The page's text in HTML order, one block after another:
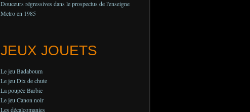
Douceurs régressives dans le prospectus de l'enseigne
Metro en 1985
JEUX JOUETS
Le jeu Badaboum
Le jeu Dix de chute
La poupée Barbie
Le jeu Canon noir
Les décalcomanies